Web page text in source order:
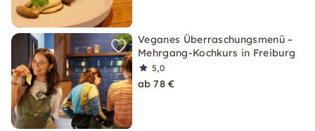
Veganes Überraschungsmenü –
Mehrgang-Kochkurs in Freiburg
5,0
ab 78 €